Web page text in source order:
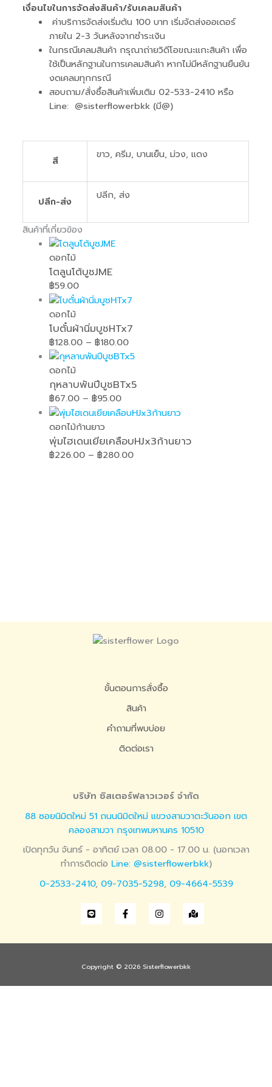
เงื่อนไขในการจัดส่งสินค้า/รับเคลมสินค้า
ค่าบริการจัดส่งเริ่มต้น 100 บาท เริ่มจัดส่งออเดอร์
ภายใน 2-3 วันหลังจากชำระเงิน
ในกรณีเคลมสินค้า กรุณาถ่ายวิดีโอขณะแกะสินค้า เพื่อ
ใช้เป็นหลักฐานในการเคลมสินค้า หากไม่มีหลักฐานยืนยัน
งดเคลมทุกกรณี
สอบถาม/สั่งซื้อสินค้าเพิ่มเติม 02-533-2410 หรือ
Line: @sisterflowerbkk (มี@)
สี ขาว, ครีม, บานเย็น, ม่วง, แดง
ปลีก-ส่ง ปลีก, ส่ง
สินค้าที่เกี่ยวข้อง
ดอกไม้
โตลูนโต้บูชJME
฿59.00
ดอกไม้
โบตั๋นผ้านิ่มบูชHTx7
฿128.00 – ฿180.00
ดอกไม้
กุหลาบพันปีบูชBTx5
฿67.00 – ฿95.00
ดอกไม้ก้านยาว
พุ่มไฮเดนเยียเคลือบHJx3ก้านยาว
฿226.00 – ฿280.00
ขั้นตอนการสั่งซื้อ
สินค้า
คำถามที่พบบ่อย
ติดต่อเรา
บริษัท ซิสเตอร์ฟลาวเวอร์ จำกัด
88 ซอยนิมิตใหม่ 51 ถนนนิมิตใหม่ แขวงสามวาตะวันออก เขต
คลองสามวา กรุงเทพมหานคร 10510
เปิดทุกวัน จันทร์ - อาทิตย์ เวลา 08.00 - 17.00 น. (นอกเวลา
ทำการติดต่อ Line: @sisterflowerbkk)
0-2533-2410, 09-7035-5298, 09-4664-5539
Copyright © 2026 Sisterflowerbkk